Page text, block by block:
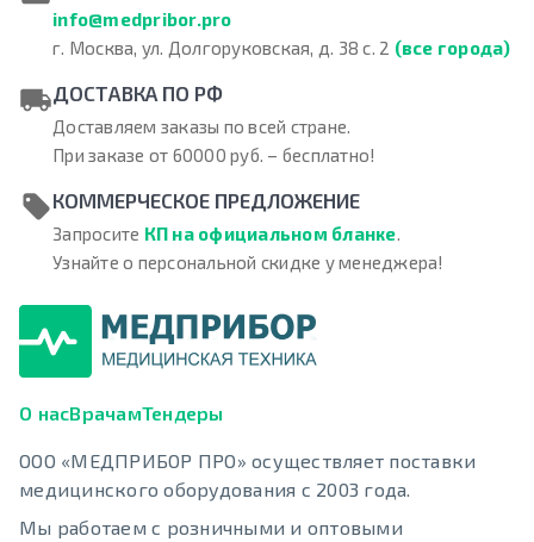
info@medpribor.pro
г. Москва, ул. Долгоруковская, д. 38 с. 2 (все города)
ДОСТАВКА ПО РФ
Доставляем заказы по всей стране.
При заказе от 60000 руб. – бесплатно!
КОММЕРЧЕСКОЕ ПРЕДЛОЖЕНИЕ
Запросите КП на официальном бланке.
Узнайте о персональной скидке у менеджера!
О насВрачамТендеры
ООО «МЕДПРИБОР ПРО» осуществляет поставки
медицинского оборудования с 2003 года.
Мы работаем с розничными и оптовыми